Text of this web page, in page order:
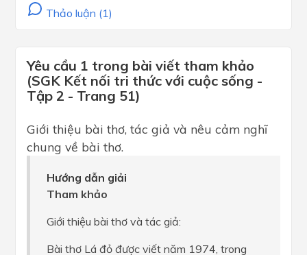
Thảo luận (1)
Yêu cầu 1 trong bài viết tham khảo
(SGK Kết nối tri thức với cuộc sống -
Tập 2 - Trang 51)
Giới thiệu bài thơ, tác giả và nêu cảm nghĩ
chung về bài thơ.
Hướng dẫn giải
Tham khảo
Giới thiệu bài thơ và tác giả:
Bài thơ Lá đỏ được viết năm 1974, trong